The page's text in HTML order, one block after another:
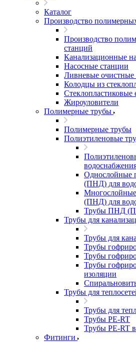
Каталог
Производство
Производство
станций
Канализационные
Насосные станции
Ливневые
Колодцы из
Стеклопластиковые
Жироуловители
Полимерные трубы
Полимерные трубы
Полиэтиленовые
Однослойные
(ПНД) для
(ПНД) для
Трубы ПНД
Трубы для
Трубы для
Трубы
Трубы
Трубы
изоляции
Трубы для
Трубы для
Трубы PE-RT
Трубы PE-RT
Фитинги